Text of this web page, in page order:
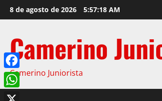
8 de agosto de 2026 5:57:19 AM
Camerino
Camerino Juniorista
Facebook
WhatsApp